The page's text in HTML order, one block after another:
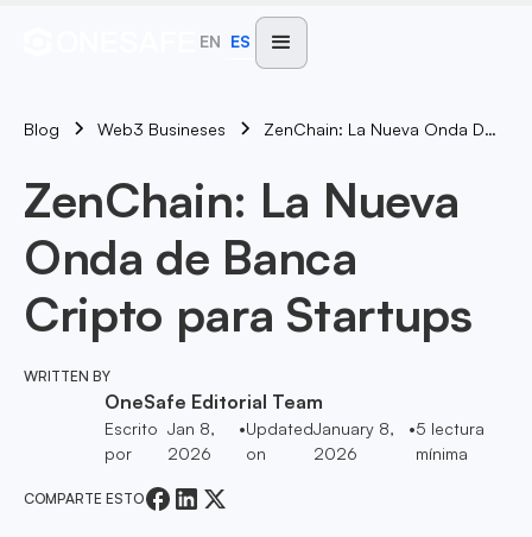
EN ES
Blog Web3 Busineses ZenChain: La Nueva Onda De Banca Cripto Para Startups
ZenChain: La Nueva
Onda de Banca
Cripto para Startups
WRITTEN BY
OneSafe Editorial Team
Escrito
por
Jan 8,
2026
•Updated
on
January 8,
2026
•5 lectura
mínima
COMPARTE ESTO